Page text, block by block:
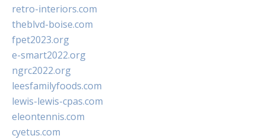
retro-interiors.com
theblvd-boise.com
fpet2023.org
e-smart2022.org
ngrc2022.org
leesfamilyfoods.com
lewis-lewis-cpas.com
eleontennis.com
cyetus.com